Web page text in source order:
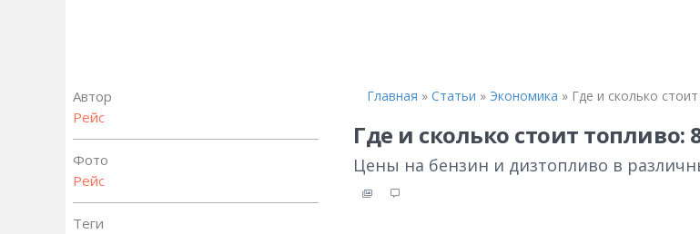
Автор
Рейс
Фото
Рейс
Теги
Главная » Статьи » Экономика » Где и сколько
Где и сколько стоит топливо:
Цены на бензин и дизтопливо в